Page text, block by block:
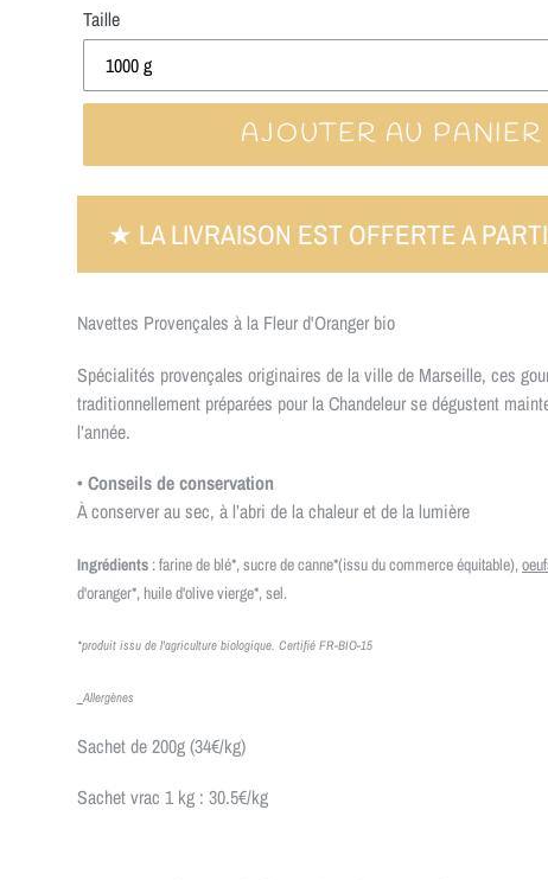
Taille
AJOUTER AU PANIER
★ LA LIVRAISON EST OFFERTE A
Navettes Provençales à la Fleur d'Oranger bio
Spécialités provençales originaires de la ville de Marseille, ces
traditionnellement préparées pour la Chandeleur se dégustent
l’année.
• Conseils de conservation
À conserver au sec, à l’abri de la chaleur et de la lumière
Ingrédients : farine de blé*, sucre de canne*(issu du commerce équitable),
d'oranger*, huile d'olive vierge*, sel.
*produit issu de l'agriculture biologique. Certifié FR-BIO-15
Allergènes
Sachet de 200g (34€/kg)
Sachet vrac 1 kg : 30.5€/kg